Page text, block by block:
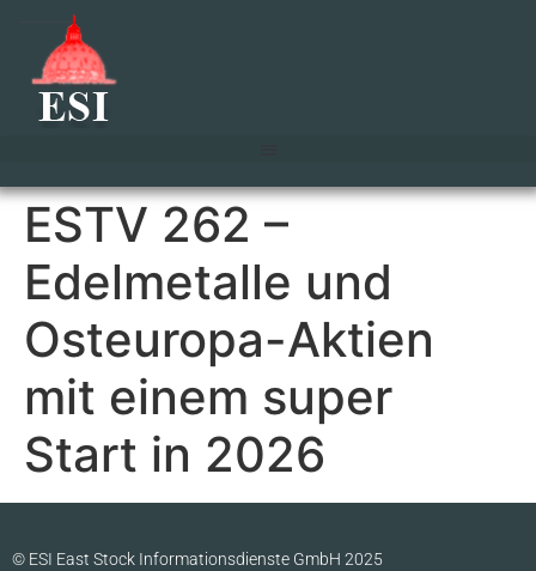
ESTV 262 –
Edelmetalle und
Osteuropa-Aktien
mit einem super
Start in 2026
© ESI East Stock Informationsdienste GmbH 2025